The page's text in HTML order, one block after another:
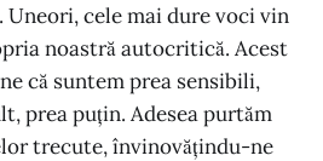
Uneori, cele mai dure voci vin
noastră autocritică. Acest
că suntem prea sensibili,
prea puțin. Adesea purtăm
trecute, învinovățindu-ne